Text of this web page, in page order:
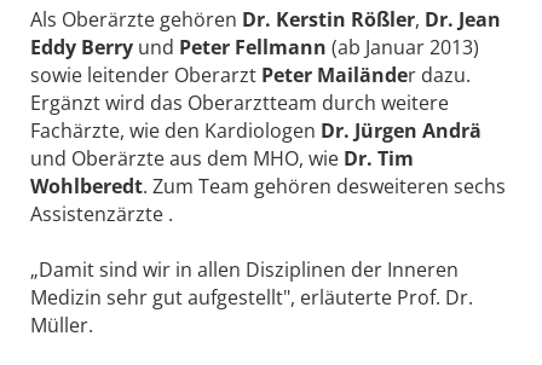
Als Oberärzte gehören Dr. Kerstin Rößler, Dr. Jean
Eddy Berry und Peter Fellmann (ab Januar 2013)
sowie leitender Oberarzt Peter Mailänder dazu.
Ergänzt wird das Oberarztteam durch weitere
Fachärzte, wie den Kardiologen Dr. Jürgen Andrä
und Oberärzte aus dem MHO, wie Dr. Tim
Wohlberedt. Zum Team gehören desweiteren sechs
Assistenzärzte .
„Damit sind wir in allen Disziplinen der Inneren
Medizin sehr gut aufgestellt", erläuterte Prof. Dr.
Müller.